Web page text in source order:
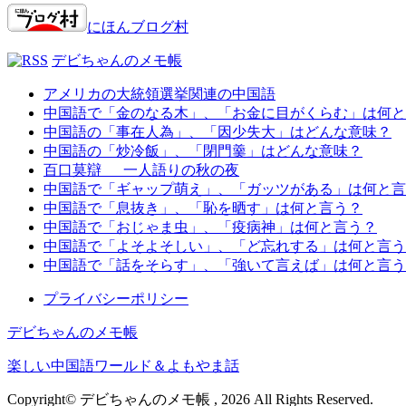
にほんブログ村
デビちゃんのメモ帳
アメリカの大統領選挙関連の中国語
中国語で「金のなる木」、「お金に目がくらむ」は何
中国語の「事在人為」、「因少失大」はどんな意味？
中国語の「炒冷飯」、「閉門羹」はどんな意味？
百口莫辯 一人語りの秋の夜
中国語で「ギャップ萌え」、「ガッツがある」は何と言
中国語で「息抜き」、「恥を晒す」は何と言う？
中国語で「おじゃま虫」、「疫病神」は何と言う？
中国語で「よそよそしい」、「ど忘れする」は何と言う
中国語で「話をそらす」、「強いて言えば」は何と言う
プライバシーポリシー
デビちゃんのメモ帳
楽しい中国語ワールド＆よもやま話
Copyright© デビちゃんのメモ帳 , 2026 All Rights Reserved.